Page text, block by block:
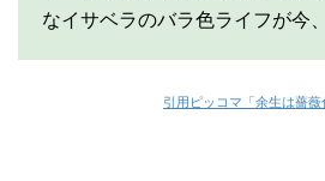
なイサベラのバラ色ライフが今
引用ピッコマ「余生は薔